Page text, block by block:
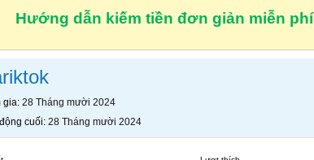
Hướng dẫn kiếm tiền đơn giản miễn phí
gia 28 Tháng mười 2024
cuối 28 Tháng mười 2024